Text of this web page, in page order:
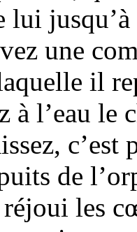
lui
une
il
à l’eau le
de
les